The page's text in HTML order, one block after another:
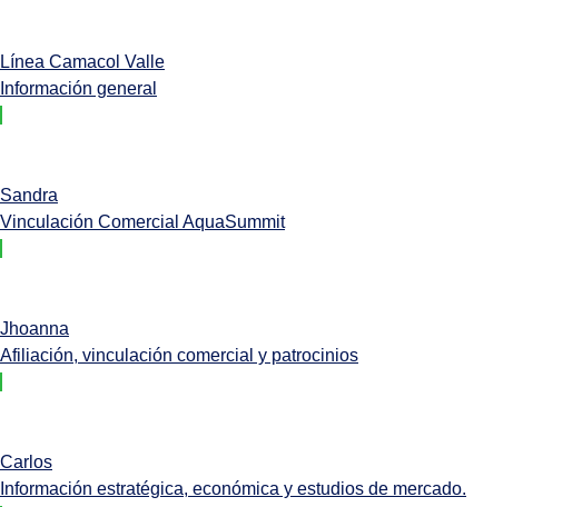
Línea Camacol Valle
Información general
Sandra
Vinculación Comercial AquaSummit
Jhoanna
Afiliación, vinculación comercial y patrocinios
Carlos
Información estratégica, económica y estudios de mercado.